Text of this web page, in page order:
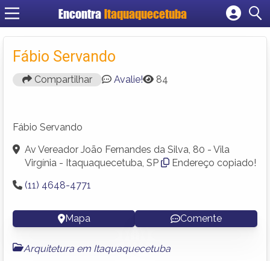
Encontra Itaquaquecetuba
Cadastrar empresa
Fábio Servando
Compartilhar Avalie! 84
Fábio Servando
Av Vereador João Fernandes da Silva, 80 - Vila
Virgínia - Itaquaquecetuba, SP
Endereço copiado!
(11) 4648-4771
Mapa Comente
Arquitetura em Itaquaquecetuba